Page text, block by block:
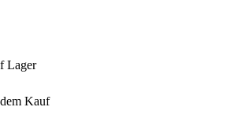
Lager
Kauf